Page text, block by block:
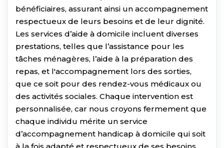
bénéficiaires, assurant ainsi un accompagnement
respectueux de leurs besoins et de leur dignité.
Les services d’aide à domicile incluent diverses
prestations, telles que l’assistance pour les
tâches ménagères, l’aide à la préparation des
repas, et l'accompagnement lors des sorties,
que ce soit pour des rendez-vous médicaux ou
des activités sociales. Chaque intervention est
personnalisée, car nous croyons fermement que
chaque individu mérite un service
d’accompagnement handicap à domicile qui soit